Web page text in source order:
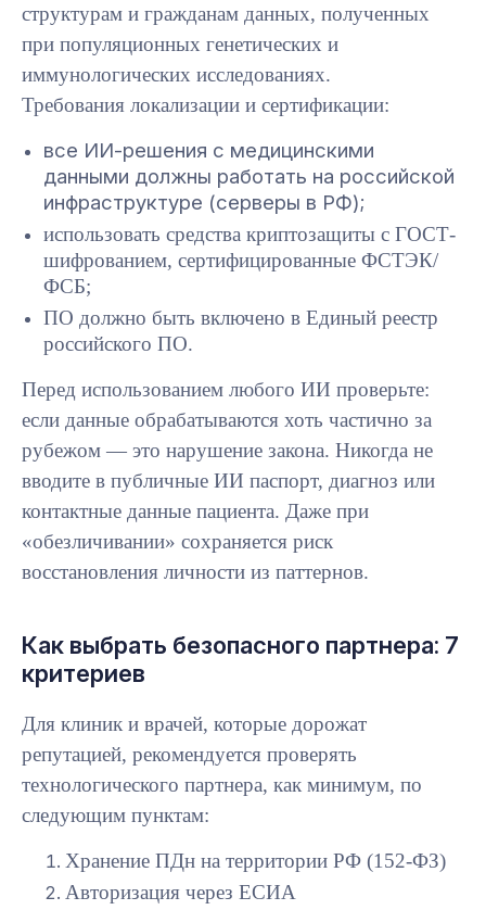
структурам и гражданам данных, полученных
при популяционных генетических и
иммунологических исследованиях.
Требования локализации и сертификации:
все ИИ-решения с медицинскими
данными должны работать на российской
инфраструктуре (серверы в РФ);
использовать средства криптозащиты с ГОСТ-
шифрованием, сертифицированные ФСТЭК/
ФСБ;
ПО должно быть включено в Единый реестр
российского ПО.
Перед использованием любого ИИ проверьте:
если данные обрабатываются хоть частично за
рубежом — это нарушение закона. Никогда не
вводите в публичные ИИ паспорт, диагноз или
контактные данные пациента. Даже при
«обезличивании» сохраняется риск
восстановления личности из паттернов.
Как выбрать безопасного партнера: 7
критериев
Для клиник и врачей, которые дорожат
репутацией, рекомендуется проверять
технологического партнера, как минимум, по
следующим пунктам:
Хранение ПДн на территории РФ (152-ФЗ)
Авторизация через ЕСИА